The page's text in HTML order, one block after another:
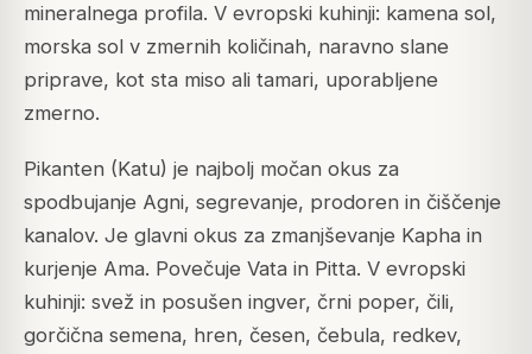
mineralnega profila. V evropski kuhinji: kamena sol,
morska sol v zmernih količinah, naravno slane
priprave, kot sta miso ali tamari, uporabljene
zmerno.
Pikanten (Katu) je najbolj močan okus za
spodbujanje Agni, segrevanje, prodoren in čiščenje
kanalov. Je glavni okus za zmanjševanje Kapha in
kurjenje Ama. Povečuje Vata in Pitta. V evropski
kuhinji: svež in posušen ingver, črni poper, čili,
gorčična semena, hren, česen, čebula, redkev,